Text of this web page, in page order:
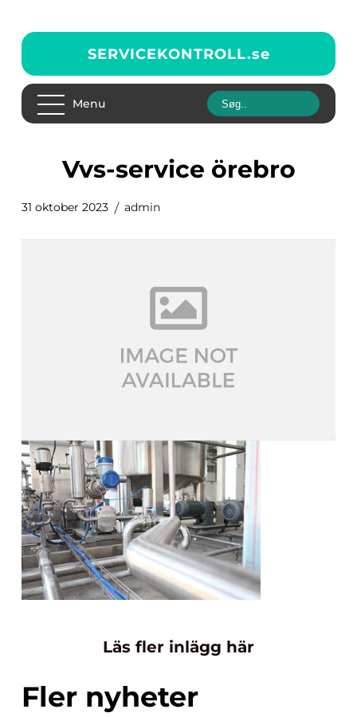
SERVICEKONTROLL.se
Menu
vvs-service örebro
31 oktober 2023 admin
Läs fler inlägg här
Fler nyheter